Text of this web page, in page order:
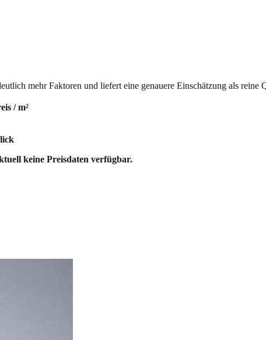
mehr Faktoren und liefert eine genauere Einschätzung als reine
/ m²
keine Preisdaten verfügbar.